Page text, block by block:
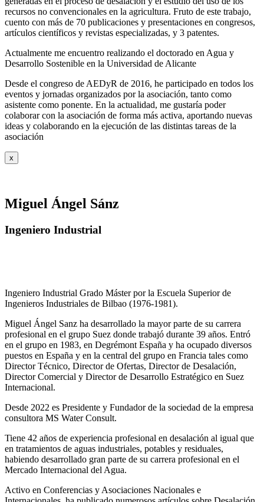
recursos no convencionales en la agricultura. Fruto de este trabajo,
cuento con más de 70 publicaciones y presentaciones en congresos,
artículos científicos y revistas especializadas, y 3 patentes.
Actualmente me encuentro realizando el doctorado en Agua y
Desarrollo Sostenible en la Universidad de Alicante
Desde el congreso de AEDyR de 2016, he participado en todos los
eventos y jornadas organizados por la asociación, tanto como
asistente como ponente. En la actualidad, me gustaría poder
colaborar con la asociación de forma más activa, aportando nuevas
ideas y colaborando en la ejecución de las distintas tareas de la
asociación
x
Miguel Ángel Sánz
Ingeniero Industrial
Ingeniero Industrial Grado Máster por la Escuela Superior de
Ingenieros Industriales de Bilbao (1976-1981).
Miguel Ángel Sanz ha desarrollado la mayor parte de su carrera
profesional en el grupo Suez donde trabajó durante 39 años. Entró
en el grupo en 1983, en Degrémont España y ha ocupado diversos
puestos en España y en la central del grupo en Francia tales como
Director Técnico, Director de Ofertas, Director de Desalación,
Director Comercial y Director de Desarrollo Estratégico en Suez
Internacional.
Desde 2022 es Presidente y Fundador de la sociedad de la empresa
consultora MS Water Consult.
Tiene 42 años de experiencia profesional en desalación al igual que
en tratamientos de aguas industriales, potables y residuales,
habiendo desarrollado gran parte de su carrera profesional en el
Mercado Internacional del Agua.
Activo en Conferencias y Asociaciones Nacionales e